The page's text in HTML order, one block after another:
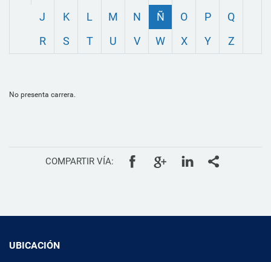
J
K L M N Ñ O P
Q
R
S T U V W X Y Z
No presenta carrera.
COMPARTIR VÍA:
UBICACIÓN